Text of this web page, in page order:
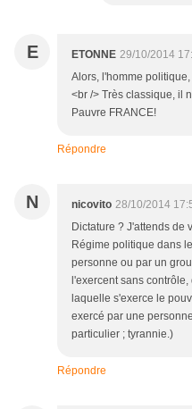
E ETONNE 29/10/2014
Alors, l'homme
<br /> Très classique, il
Pauvre FRANCE!
Répondre
N nicovito 28/10/2014
Dictature ? J'attends de
Régime politique dans
personne ou par un
l'exercent sans
laquelle s'exerce le
exercé par une
particulier ; tyrannie.)
Répondre